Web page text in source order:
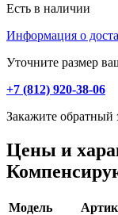
Есть в наличии
Информация о
Уточните размер
+7 (812) 920-38-06
Закажите обратный
Цены и
Модель